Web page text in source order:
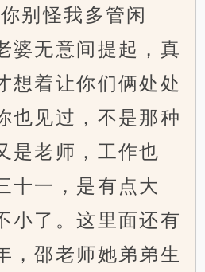
别怪我多管闲
婆无意间提起，真
想着让你们俩处处
也见过，不是那种
是老师，工作也
十一，是有点大
小了。这里面还有
，邵老师她弟弟生